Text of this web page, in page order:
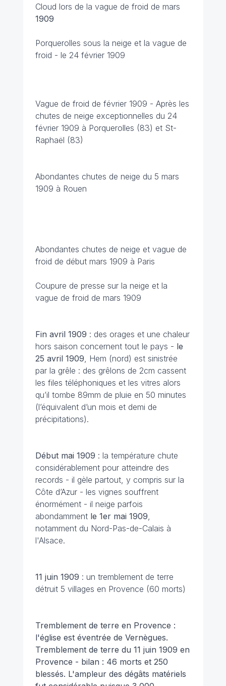
Cloud lors de la vague de froid de mars
1909
Porquerolles sous la neige et la vague de
froid - le 24 février 1909
Vague de froid de février 1909 - Après les
chutes de neige exceptionnelles du 24
février 1909 à Porquerolles (83) et St-
Raphaël (83)
Abondantes chutes de neige du 5 mars
1909 à Rouen
Abondantes chutes de neige et vague de
froid de début mars 1909 à Paris
Coupure de presse sur la neige et la
vague de froid de mars 1909
Fin avril 1909 : des orages et une chaleur
hors saison concernent tout le pays - le
25 avril 1909, Hem (nord) est sinistrée
par la grêle : des grêlons de 2cm cassent
les files téléphoniques et les vitres alors
qu’il tombe 89mm de pluie en 50 minutes
(l’équivalent d’un mois et demi de
précipitations).
Début mai 1909 : la température chute
considérablement pour atteindre des
records - il gèle partout, y compris sur la
Côte d’Azur - les vignes souffrent
énormément - il neige parfois
abondamment le 1er mai 1909,
notamment du Nord-Pas-de-Calais à
l'Alsace.
11 juin 1909 : un tremblement de terre
détruit 5 villages en Provence (60 morts)
Tremblement de terre en Provence :
l'église est éventrée de Vernègues.
Tremblement de terre du 11 juin 1909 en
Provence - bilan : 46 morts et 250
blessés. L'ampleur des dégâts matériels